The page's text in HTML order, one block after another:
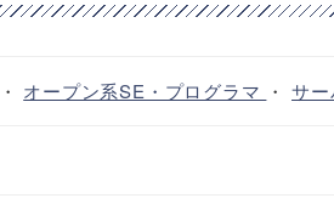
・ オープン系SE・プログラマ ・サ